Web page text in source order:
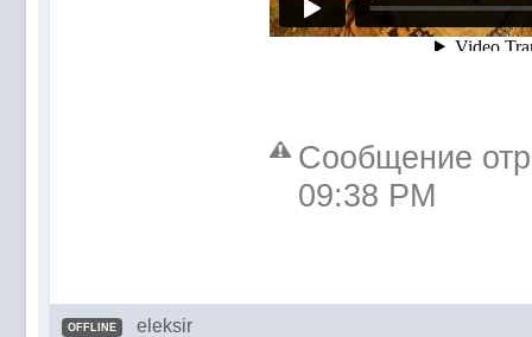
Сообщение
09:38 PM
OFFLINE eleksir